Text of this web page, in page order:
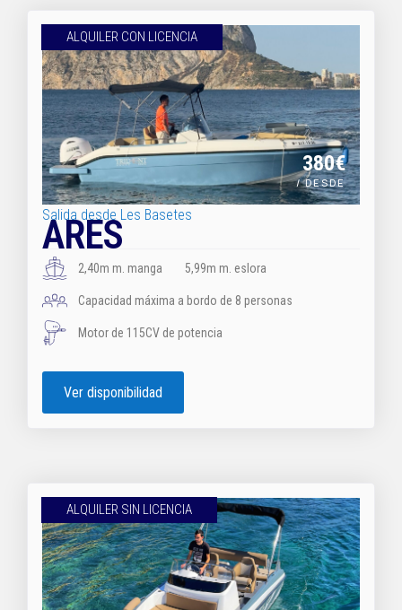
380€
/ DESDE
Salida desde Les Basetes
ARES
2,40m m. manga 5,99m m. eslora
Capacidad máxima a bordo de 8 personas
Motor de 115CV de potencia
Ver disponibilidad
ALQUILER CON LICENCIA
ALQUILER SIN LICENCIA